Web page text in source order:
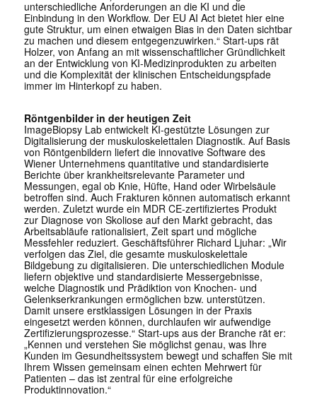
unterschiedliche Anforderungen an die KI und die
Einbindung in den Workflow. Der EU AI Act bietet hier eine
gute Struktur, um einen etwaigen Bias in den Daten sichtbar
zu machen und diesem entgegenzuwirken.“ Start-ups rät
Holzer, von Anfang an mit wissenschaftlicher Gründlichkeit
an der Entwicklung von KI-Medizinprodukten zu arbeiten
und die Komplexität der klinischen Entscheidungspfade
immer im Hinterkopf zu haben.
Röntgenbilder in der heutigen Zeit
ImageBiopsy Lab entwickelt KI-gestützte Lösungen zur
Digitalisierung der muskuloskelettalen Diagnostik. Auf Basis
von Röntgenbildern liefert die innovative Software des
Wiener Unternehmens quantitative und standardisierte
Berichte über krankheitsrelevante Parameter und
Messungen, egal ob Knie, Hüfte, Hand oder Wirbelsäule
betroffen sind. Auch Frakturen können automatisch erkannt
werden. Zuletzt wurde ein MDR CE-zertifiziertes Produkt
zur Diagnose von Skoliose auf den Markt gebracht, das
Arbeitsabläufe rationalisiert, Zeit spart und mögliche
Messfehler reduziert. Geschäftsführer Richard Ljuhar: „Wir
verfolgen das Ziel, die gesamte muskuloskelettale
Bildgebung zu digitalisieren. Die unterschiedlichen Module
liefern objektive und standardisierte Messergebnisse,
welche Diagnostik und Prädiktion von Knochen- und
Gelenkserkrankungen ermöglichen bzw. unterstützen.
Damit unsere erstklassigen Lösungen in der Praxis
eingesetzt werden können, durchlaufen wir aufwendige
Zertifizierungsprozesse.“ Start-ups aus der Branche rät er:
„Kennen und verstehen Sie möglichst genau, was Ihre
Kunden im Gesundheitssystem bewegt und schaffen Sie mit
Ihrem Wissen gemeinsam einen echten Mehrwert für
Patienten – das ist zentral für eine erfolgreiche
Produktinnovation.“